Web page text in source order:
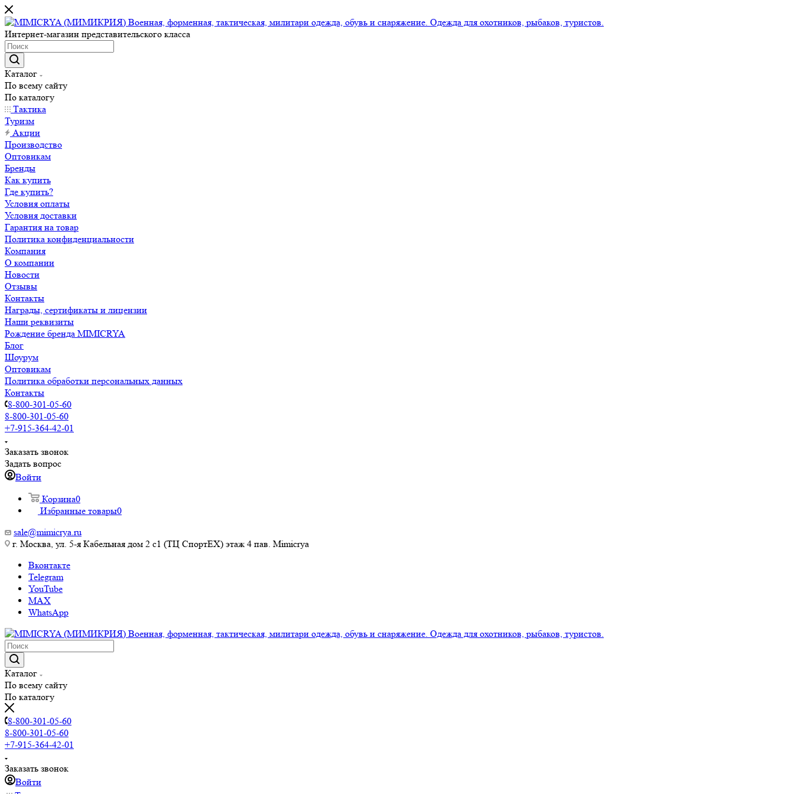
Интернет-магазин представительского класса
Каталог
По всему сайту
По каталогу
Тактика
Туризм
Акции
Производство
Оптовикам
Бренды
Как купить
Где купить?
Условия оплаты
Условия доставки
Гарантия на товар
Политика конфиденциальности
Компания
О компании
Новости
Отзывы
Контакты
Награды, сертификаты и лицензии
Наши реквизиты
Рождение бренда MIMICRYA
Блог
Шоурум
Оптовикам
Политика обработки персональных данных
Контакты
8-800-301-05-60
8-800-301-05-60
+7-915-364-42-01
Заказать звонок
Задать вопрос
Войти
Корзина0
Избранные товары0
sale@mimicrya.ru
г. Москва, ул. 5-я Кабельная дом 2 с1 (ТЦ СпортEX) этаж 4 пав. Mimicrya
Вконтакте
Telegram
YouTube
MAX
WhatsApp
Каталог
По всему сайту
По каталогу
8-800-301-05-60
8-800-301-05-60
+7-915-364-42-01
Заказать звонок
Войти